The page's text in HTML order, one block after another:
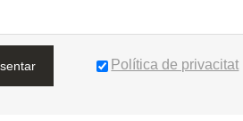
Política de privacitat